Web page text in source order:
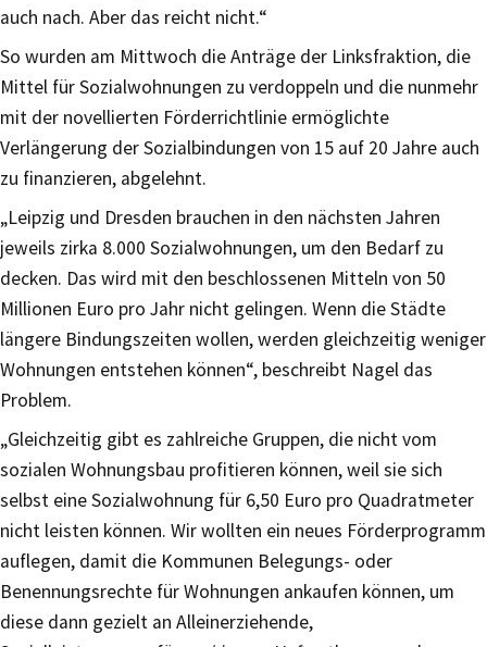
auch nach. Aber das reicht nicht.“
So wurden am Mittwoch die Anträge der Linksfraktion, die
Mittel für Sozialwohnungen zu verdoppeln und die nunmehr
mit der novellierten Förderrichtlinie ermöglichte
Verlängerung der Sozialbindungen von 15 auf 20 Jahre auch
zu finanzieren, abgelehnt.
„Leipzig und Dresden brauchen in den nächsten Jahren
jeweils zirka 8.000 Sozialwohnungen, um den Bedarf zu
decken. Das wird mit den beschlossenen Mitteln von 50
Millionen Euro pro Jahr nicht gelingen. Wenn die Städte
längere Bindungszeiten wollen, werden gleichzeitig weniger
Wohnungen entstehen können“, beschreibt Nagel das
Problem.
„Gleichzeitig gibt es zahlreiche Gruppen, die nicht vom
sozialen Wohnungsbau profitieren können, weil sie sich
selbst eine Sozialwohnung für 6,50 Euro pro Quadratmeter
nicht leisten können. Wir wollten ein neues Förderprogramm
auflegen, damit die Kommunen Belegungs- oder
Benennungsrechte für Wohnungen ankaufen können, um
diese dann gezielt an Alleinerziehende,